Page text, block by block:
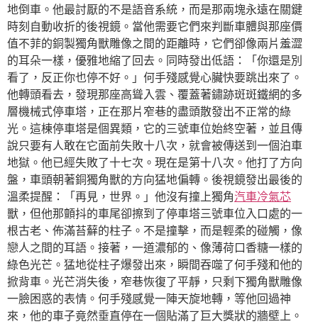
地倒車。他最討厭的不是語音系統，而是那兩塊永遠在關鍵
時刻自動收折的後視鏡。當他需要它們來判斷車體與那座價
值不菲的銅製獨角獸雕像之間的距離時，它們卻像兩片羞澀
的耳朵一樣，優雅地縮了回去。同時發出低語：「你還是別
看了，反正你也停不好。」何手殘感覺心臟快要跳出來了。
他轉頭看去，發現那座高聳入雲、覆蓋著鏽跡斑斑鐵網的多
層機械式停車塔，正在那片窄巷的盡頭散發出不正常的綠
光。這棟停車塔是個異類，它的三號車位始終空著，並且傳
說只要有人敢在它面前失敗十八次，就會被傳送到一個泊車
地獄。他已經失敗了十七次。現在是第十八次。他打了方向
盤，車頭朝著銅獨角獸的方向猛地偏轉。後視鏡發出最後的
溫柔提醒：「再見，世界。」他沒有撞上獨角汽車冷氣芯
獸，但他那顫抖的車尾卻擦到了停車塔三號車位入口處的一
根古老、佈滿苔蘚的柱子。不是撞擊，而是輕柔的碰觸，像
戀人之間的耳語。接著，一道濃郁的、像薄荷口香糖一樣的
綠色光芒。猛地從柱子爆發出來，瞬間吞噬了何手殘和他的
掀背車。光芒消失後，窄巷恢復了平靜，只剩下獨角獸雕像
一臉困惑的表情。何手殘感覺一陣天旋地轉，等他回過神
來，他的車子竟然垂直停在一個貼滿了巨大獎狀的牆壁上。